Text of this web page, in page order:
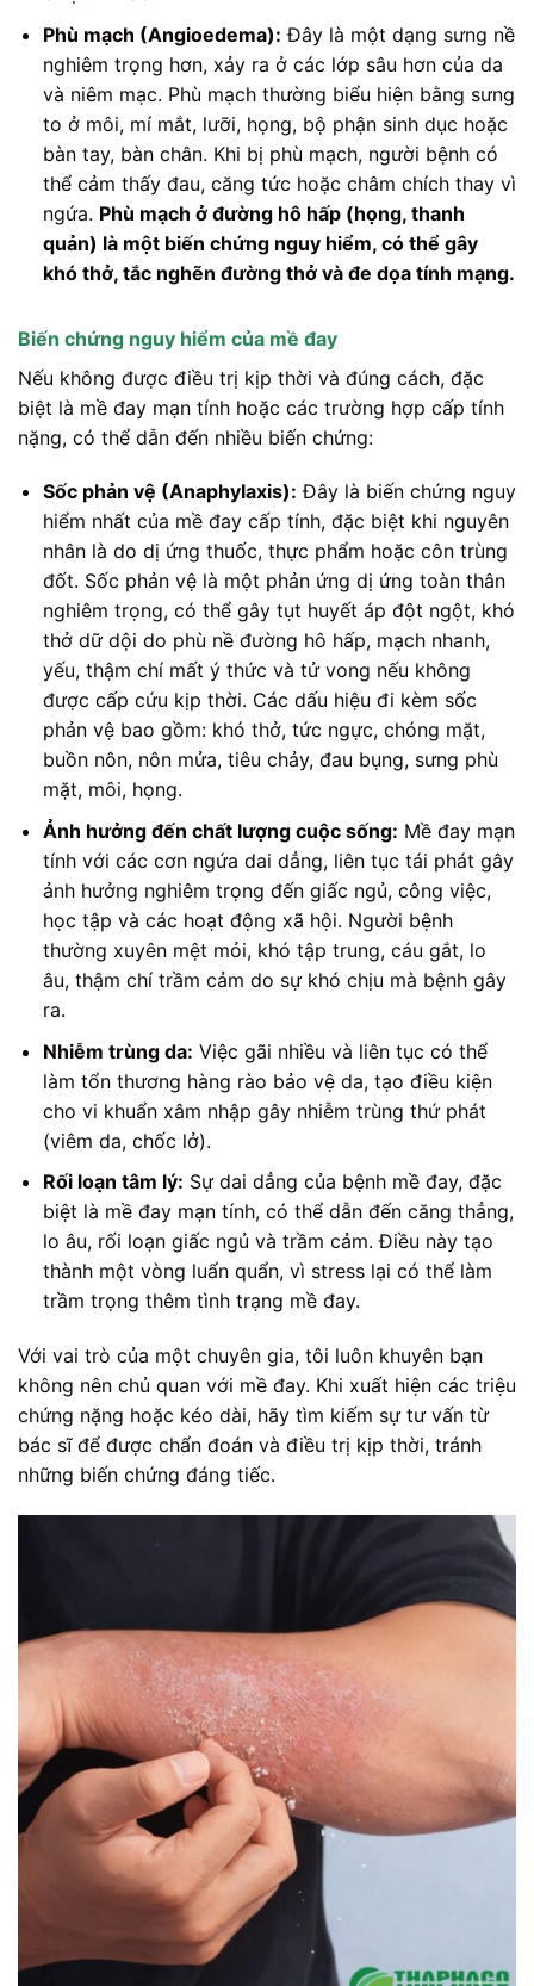
Phù mạch (Angioedema): Đây là một dạng sưng nề
nghiêm trọng hơn, xảy ra ở các lớp sâu hơn của da
và niêm mạc. Phù mạch thường biểu hiện bằng sưng
to ở môi, mí mắt, lưỡi, họng, bộ phận sinh dục hoặc
bàn tay, bàn chân. Khi bị phù mạch, người bệnh có
thể cảm thấy đau, căng tức hoặc châm chích thay vì
ngứa. Phù mạch ở đường hô hấp (họng, thanh
quản) là một biến chứng nguy hiểm, có thể gây
khó thở, tắc nghẽn đường thở và đe dọa tính mạng.
Biến chứng nguy hiểm của mề đay
Nếu không được điều trị kịp thời và đúng cách, đặc
biệt là mề đay mạn tính hoặc các trường hợp cấp tính
nặng, có thể dẫn đến nhiều biến chứng:
Sốc phản vệ (Anaphylaxis): Đây là biến chứng nguy
hiểm nhất của mề đay cấp tính, đặc biệt khi nguyên
nhân là do dị ứng thuốc, thực phẩm hoặc côn trùng
đốt. Sốc phản vệ là một phản ứng dị ứng toàn thân
nghiêm trọng, có thể gây tụt huyết áp đột ngột, khó
thở dữ dội do phù nề đường hô hấp, mạch nhanh,
yếu, thậm chí mất ý thức và tử vong nếu không
được cấp cứu kịp thời. Các dấu hiệu đi kèm sốc
phản vệ bao gồm: khó thở, tức ngực, chóng mặt,
buồn nôn, nôn mửa, tiêu chảy, đau bụng, sưng phù
mặt, môi, họng.
Ảnh hưởng đến chất lượng cuộc sống: Mề đay mạn
tính với các cơn ngứa dai dẳng, liên tục tái phát gây
ảnh hưởng nghiêm trọng đến giấc ngủ, công việc,
học tập và các hoạt động xã hội. Người bệnh
thường xuyên mệt mỏi, khó tập trung, cáu gắt, lo
âu, thậm chí trầm cảm do sự khó chịu mà bệnh gây
ra.
Nhiễm trùng da: Việc gãi nhiều và liên tục có thể
làm tổn thương hàng rào bảo vệ da, tạo điều kiện
cho vi khuẩn xâm nhập gây nhiễm trùng thứ phát
(viêm da, chốc lở).
Rối loạn tâm lý: Sự dai dẳng của bệnh mề đay, đặc
biệt là mề đay mạn tính, có thể dẫn đến căng thẳng,
lo âu, rối loạn giấc ngủ và trầm cảm. Điều này tạo
thành một vòng luẩn quẩn, vì stress lại có thể làm
trầm trọng thêm tình trạng mề đay.
Với vai trò của một chuyên gia, tôi luôn khuyên bạn
không nên chủ quan với mề đay. Khi xuất hiện các triệu
chứng nặng hoặc kéo dài, hãy tìm kiếm sự tư vấn từ
bác sĩ để được chẩn đoán và điều trị kịp thời, tránh
những biến chứng đáng tiếc.